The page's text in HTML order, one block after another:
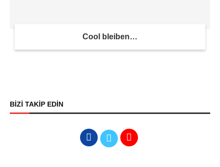
Cool bleiben…
BİZİ TAKİP EDİN